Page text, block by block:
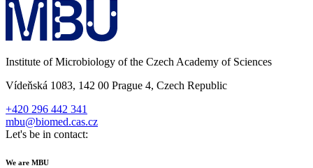
Institute of Microbiology of the Czech Academy of Sciences
Vídeňská 1083, 142 00 Prague 4, Czech Republic
+420 296 442 341
mbu@biomed.cas.cz
Let's be in contact:
We are MBU